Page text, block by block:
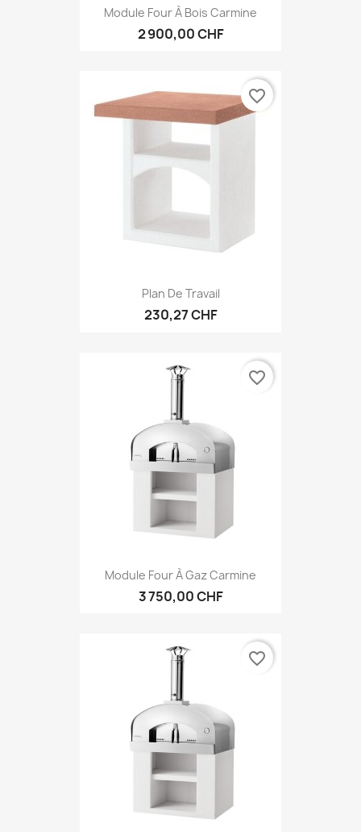
Module Four À Bois Carmine
2 900,00 CHF
Plan De Travail
230,27 CHF
favorite_border
Module Four À Gaz Carmine
3 750,00 CHF
favorite_border
favorite_border